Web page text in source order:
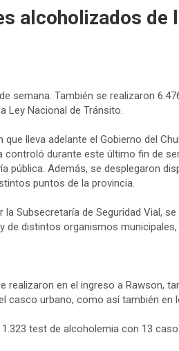
alcoholizados de
semana. También se realizaron
Ley Nacional de Tránsito.
lleva adelante el Gobierno del
controló durante este último fin de
pública. Además, se desplegaron
puntos de la provincia.
Subsecretaría de Seguridad Vial,
de distintos organismos
en el ingreso a Rawson,
casco urbano, como así también en
test de alcoholemia con 13